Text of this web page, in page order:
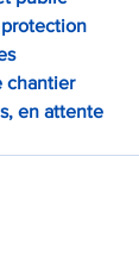
protection
chantier
en attente